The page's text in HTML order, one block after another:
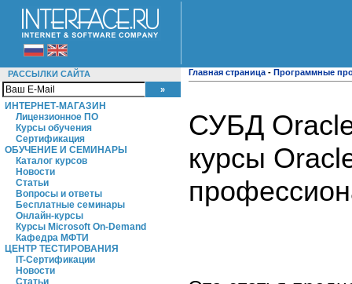
РАССЫЛКИ САЙТА
ИНТЕРНЕТ-МАГАЗИН
Лицензионное ПО
Курсы обучения
Сертификация
ОБУЧЕНИЕ И СЕМИНАРЫ
Каталог курсов
Новости
Статьи
Вопросы и ответы
Бесплатные семинары
Онлайн-курсы
Курсы Microsoft On-Demand
Кафедра МФТИ
ЦЕНТР ТЕСТИРОВАНИЯ
IT-Сертификации
Новости
Статьи
Главная страница - Программные
СУБД
курсы